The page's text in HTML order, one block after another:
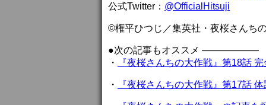
公式Twitter： @OfficialHitsuji
©権平ひつじ／集英社・夜桜さんち
●次の記事もオススメ ——————
・
『夜桜さんちの大作戦』第18話
・ 『夜桜さんちの大作戦』第17話